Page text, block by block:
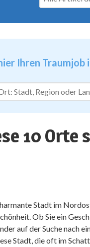
Ihren Traumjob
10
Stadt im
Ob Sie ein
auf der Suche nach
Stadt, die oft im